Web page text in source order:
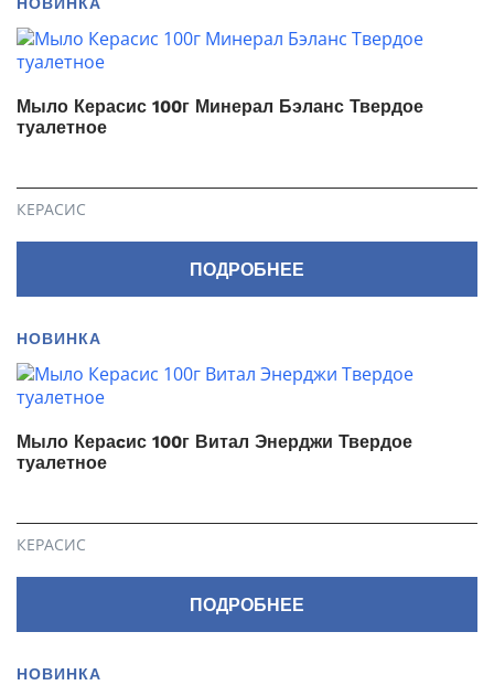
Мыло Керасис 100г Минерал Бэланс Твердое
туалетное
КЕРАСИС
ПОДРОБНЕЕ
НОВИНКА
Мыло Кераcис 100г Витал Энерджи Твердое
туалетное
КЕРАСИС
ПОДРОБНЕЕ
НОВИНКА